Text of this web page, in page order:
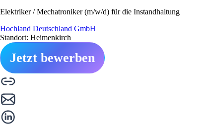
Elektriker / Mechatroniker (m/w/d) für die Instandhaltung
Hochland Deutschland GmbH
Standort: Heimenkirch
Jetzt bewerben